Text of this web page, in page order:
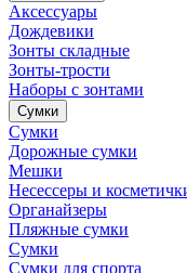
Аксессуары
Дождевики
Зонты складные
Зонты-трости
Наборы с зонтами
Сумки
Сумки
Дорожные сумки
Мешки
Несессеры и
Органайзеры
Пляжные сумки
Сумки
Сумки для спорта